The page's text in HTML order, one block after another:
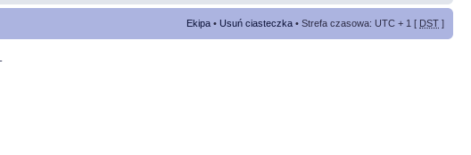
Ekipa • Usuń ciasteczka • Strefa czasowa: UTC + 1 [ DST ]